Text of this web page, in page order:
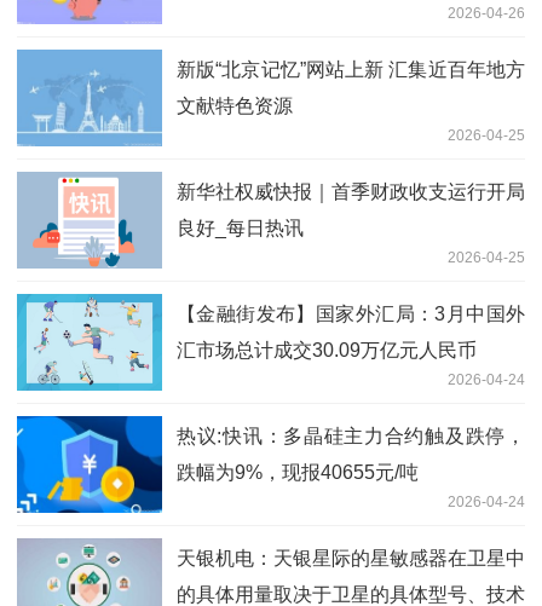
2026-04-26
新版“北京记忆”网站上新 汇集近百年地方
文献特色资源
2026-04-25
新华社权威快报｜首季财政收支运行开局
良好_每日热讯
2026-04-25
【金融街发布】国家外汇局：3月中国外
汇市场总计成交30.09万亿元人民币
2026-04-24
热议:快讯：多晶硅主力合约触及跌停，
跌幅为9%，现报40655元/吨
2026-04-24
天银机电：天银星际的星敏感器在卫星中
的具体用量取决于卫星的具体型号、技术